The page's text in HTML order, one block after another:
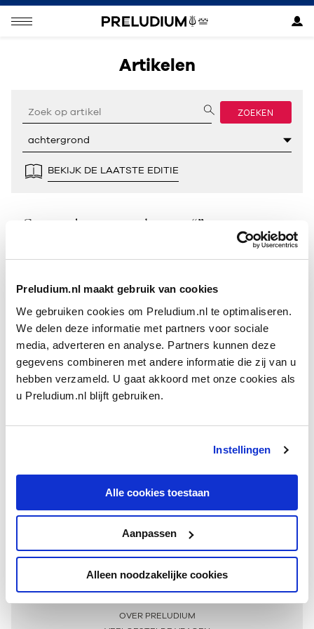
Preludium.nl maakt gebruik van cookies
We gebruiken cookies om Preludium.nl te optimaliseren.
We delen deze informatie met partners voor sociale
media, adverteren en analyse. Partners kunnen deze
gegevens combineren met andere informatie die zij van u
hebben verzameld. U gaat akkoord met onze cookies als
u Preludium.nl blijft gebruiken.
Instellingen
Alle cookies toestaan
Aanpassen
Alleen noodzakelijke cookies
Artikelen
ZOEKEN
BEKIJK DE LAATSTE EDITIE
Geen resultaten gevonden voor “”.
Meer informatie
OVER PRELUDIUM